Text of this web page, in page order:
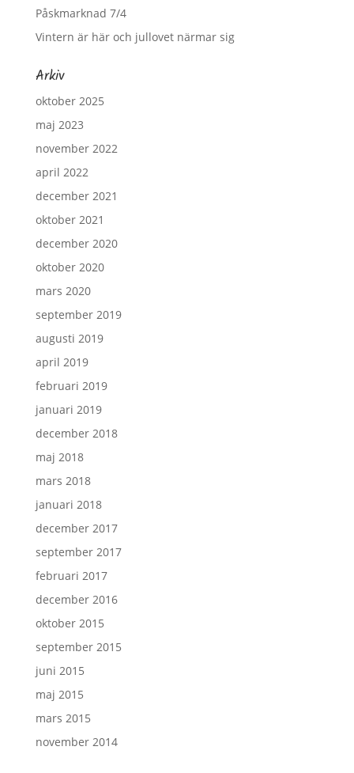
Påskmarknad 7/4
Vintern är här och jullovet närmar sig
Arkiv
oktober 2025
maj 2023
november 2022
april 2022
december 2021
oktober 2021
december 2020
oktober 2020
mars 2020
september 2019
augusti 2019
april 2019
februari 2019
januari 2019
december 2018
maj 2018
mars 2018
januari 2018
december 2017
september 2017
februari 2017
december 2016
oktober 2015
september 2015
juni 2015
maj 2015
mars 2015
november 2014